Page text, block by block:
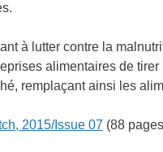
à lutter contre la
alimentaires de tirer
remplaçant ainsi les
2015/Issue 07 (88